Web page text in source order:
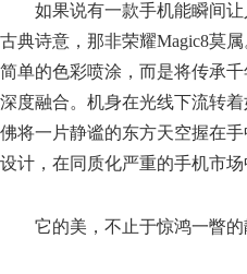
如果说有一款手机能瞬间
古典诗意，那非荣耀Magic8莫
简单的色彩喷涂，而是将传承
深度融合。机身在光线下流转
佛将一片静谧的东方天空握在
设计，在同质化严重的手机市场
它的美，不止于惊鸿一瞥的